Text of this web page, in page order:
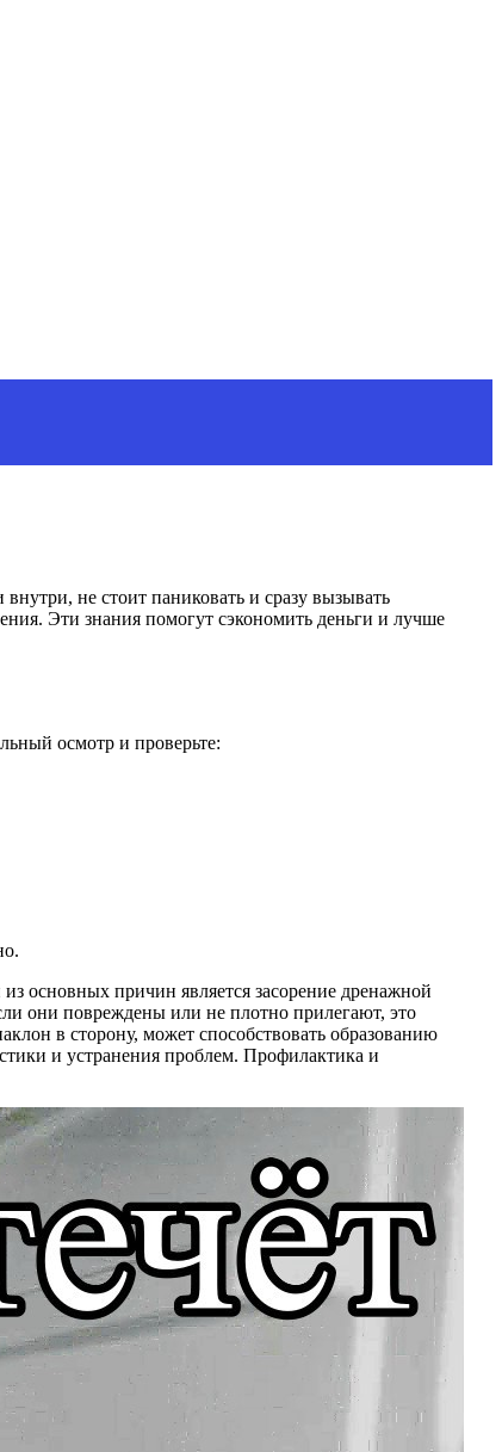
не стоит паниковать и сразу вызывать
Эти знания помогут сэкономить деньги и лучше
осмотр и проверьте:
основных причин является засорение дренажной
они повреждены или не плотно прилегают, это
в сторону, может способствовать образованию
и устранения проблем. Профилактика и